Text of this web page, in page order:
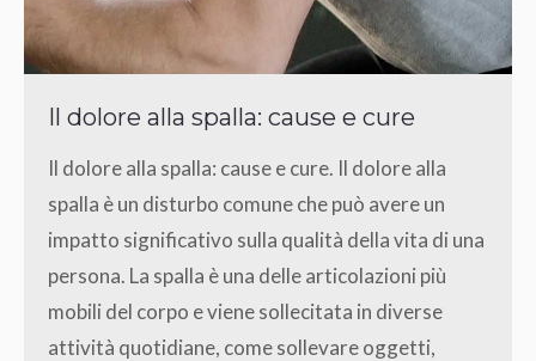
Il dolore alla spalla: cause e cure
Il dolore alla spalla: cause e cure. Il dolore alla
spalla è un disturbo comune che può avere un
impatto significativo sulla qualità della vita di una
persona. La spalla è una delle articolazioni più
mobili del corpo e viene sollecitata in diverse
attività quotidiane, come sollevare oggetti,